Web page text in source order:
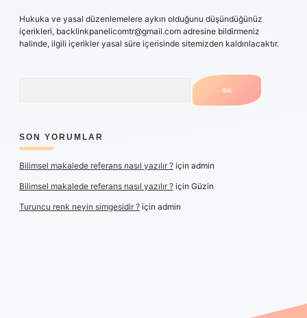
Hukuka ve yasal düzenlemelere aykırı olduğunu düşündüğünüz
içerikleri, backlinkpanelicomtr@gmail.com adresine bildirmeniz
halinde, ilgili içerikler yasal süre içerisinde sitemizden kaldırılacaktır.
SON YORUMLAR
Bilimsel makalede referans nasıl yazılır ? için admin
Bilimsel makalede referans nasıl yazılır ? için Güzin
Turuncu renk neyin simgesidir ? için admin